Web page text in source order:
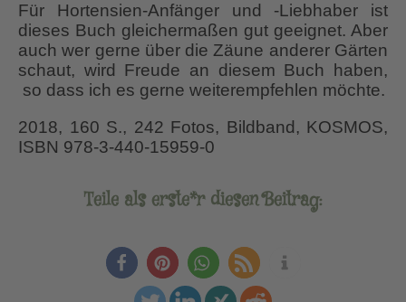
Für Hortensien-Anfänger und -Liebhaber ist
dieses Buch gleichermaßen gut geeignet. Aber
auch wer gerne über die Zäune anderer Gärten
schaut, wird Freude an diesem Buch haben,
so dass ich es gerne weiterempfehlen möchte.
2018, 160 S., 242 Fotos, Bildband, KOSMOS,
ISBN 978-3-440-15959-0
Teile als erste*r diesen Beitrag: